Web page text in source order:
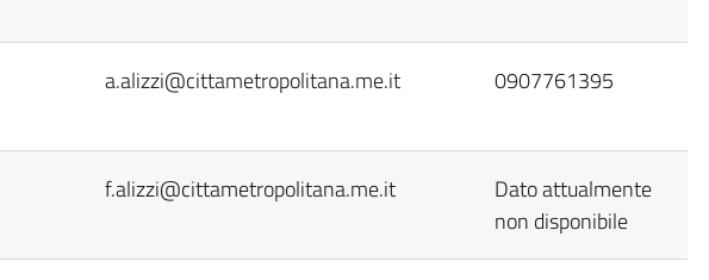
a.alizzi@cittametropolitana.me.it 0907761395
f.alizzi@cittametropolitana.me.it
Dato attualmente
non disponibile